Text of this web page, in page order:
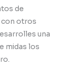
de
con otros
una
midas los